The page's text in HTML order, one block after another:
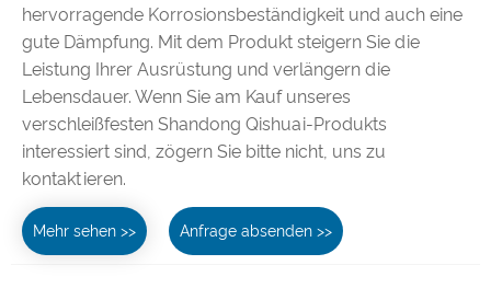
hervorragende Korrosionsbeständigkeit und auch eine
gute Dämpfung. Mit dem Produkt steigern Sie die
Leistung Ihrer Ausrüstung und verlängern die
Lebensdauer. Wenn Sie am Kauf unseres
verschleißfesten Shandong Qishuai-Produkts
interessiert sind, zögern Sie bitte nicht, uns zu
kontaktieren.
Mehr sehen >> Anfrage absenden >>